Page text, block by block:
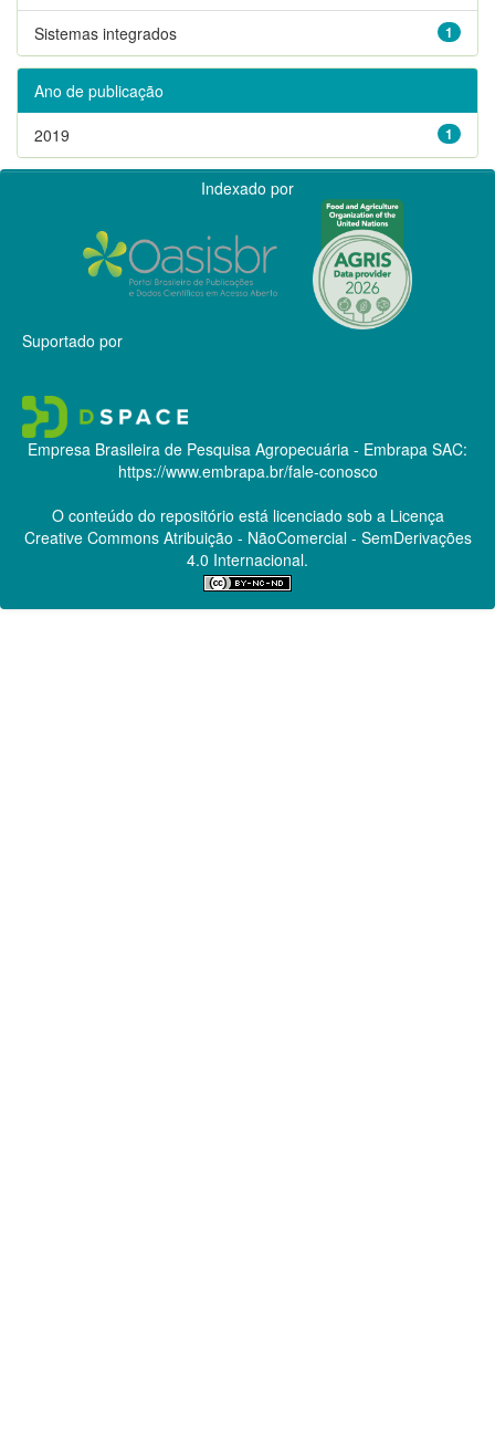
1
Sistemas integrados
Ano de publicação
1
2019
Indexado por
Suportado por
Empresa Brasileira de Pesquisa Agropecuária - Embrapa SAC:
https://www.embrapa.br/fale-conosco
O conteúdo do repositório está licenciado sob a Licença
Creative CommonsAtribuição - NãoComercial - SemDerivações
4.0 Internacional.